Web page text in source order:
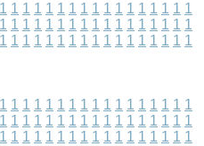
1 1 1 1 1 1 1 1 1 1 1 1 1 1 1 1 1
1 1 1 1 1 1 1 1 1 1 1 1 1 1 1 1 1
1 1 1 1 1 1 1 1 1 1 1 1 1 1 1 1 1
1 1 1 1 1 1 1 1 1 1 1 1 1 1 1 1 1
1 1 1 1 1 1 1 1 1 1 1 1 1 1 1 1 1
1 1 1 1 1 1 1 1 1 1 1 1 1 1 1 1 1